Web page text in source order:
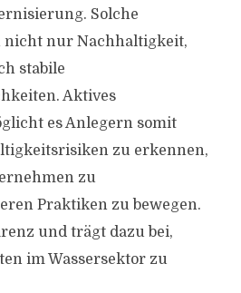
Solche
nur Nachhaltigkeit,
stabile
Aktives
es Anlegern somit
zu erkennen,
zu
Praktiken zu bewegen.
und trägt dazu bei,
im Wassersektor zu